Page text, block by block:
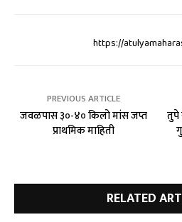
https://
PREVIOUS ARTICLE
जवळपास ३०-४० किलो मांस जप्त
प्राथमिक माहिती
तुपे
RELATED